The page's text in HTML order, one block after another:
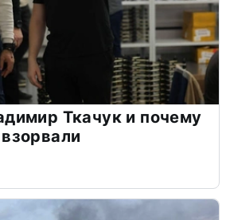
Ткачук и почему